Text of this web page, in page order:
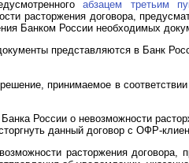
абзацем третьим
расторжения договора,
Банком России необходимых
представляются в Банк
принимаемое в
России о невозможности
данный договор с ОФР-
расторжения договора,